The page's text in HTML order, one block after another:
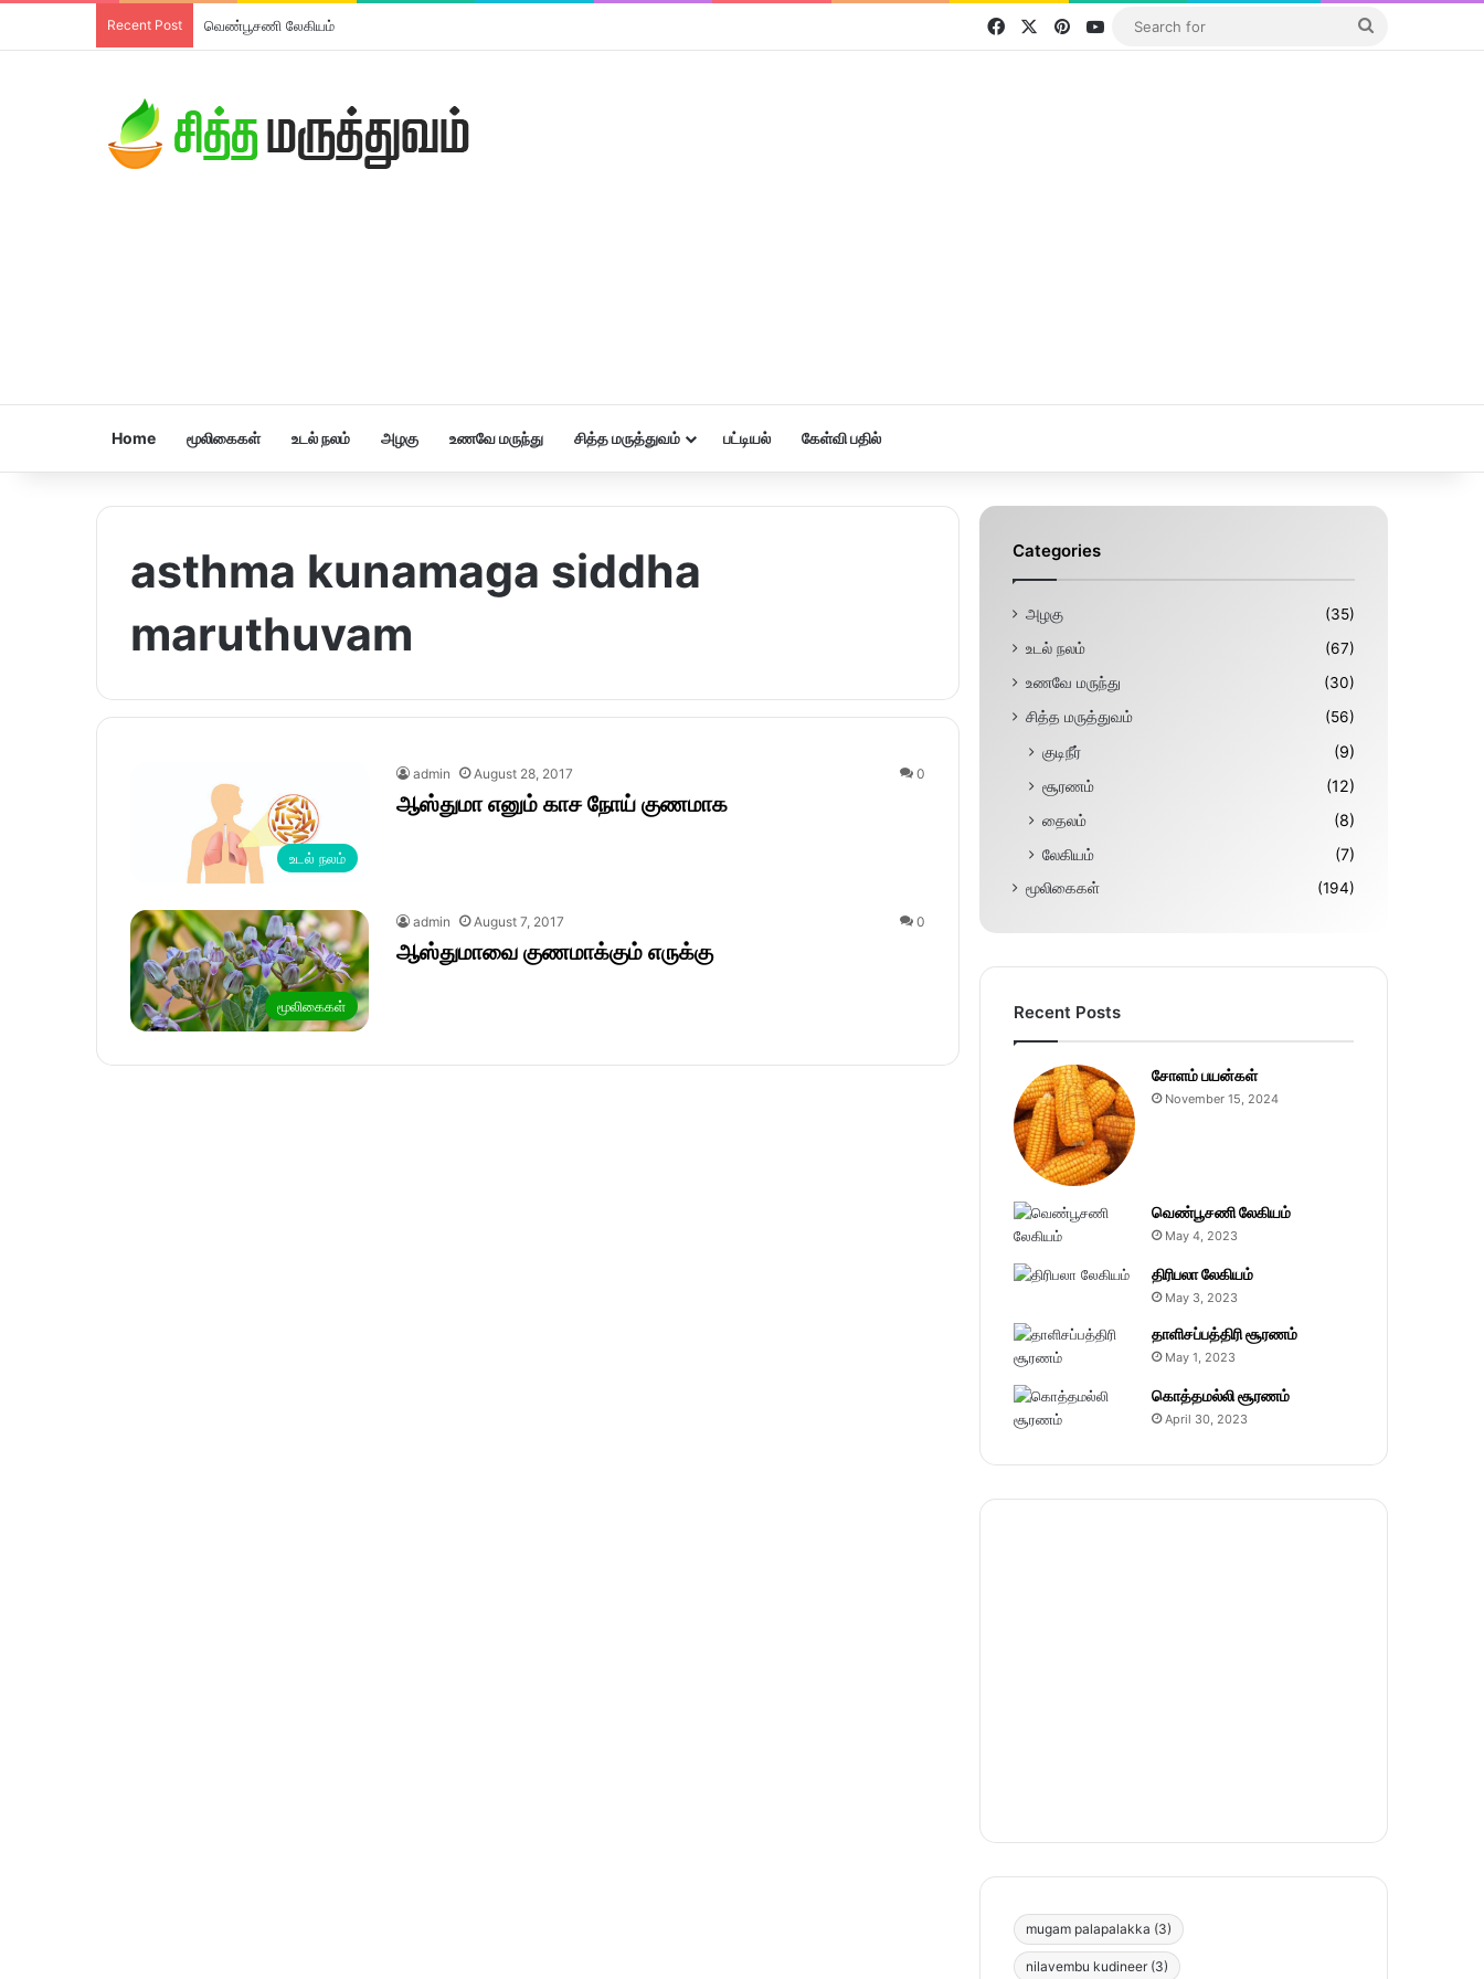
Recent Post வெண்பூசணி லேகியம் FacebookPinterestYouTube
Home மூலிகைகள் உடல் நலம் அழகு உணவே மருந்து சித்த மருத்துவம் பட்டியல் கேள்வி பதில்
asthma kunamaga siddha
maruthuvam
உடல் நலம்
admin August 28, 2017 0
ஆஸ்துமா எனும் காச நோய் குணமாக
மூலிகைகள்
admin August 7, 2017 0
ஆஸ்துமாவை குணமாக்கும் எருக்கு
Categories
அழகு
(35)
உடல் நலம்
(67)
உணவே மருந்து
(30)
சித்த மருத்துவம்
(56)
குடிநீர்
(9)
சூரணம்
(12)
தைலம்
(8)
லேகியம்
(7)
மூலிகைகள் (194)
Recent Posts
சோளம் பயன்கள்
November 15, 2024
வெண்பூசணி லேகியம்
May 4, 2023
திரிபலா லேகியம்
May 3, 2023
தாளிசப்பத்திரி சூரணம்
May 1, 2023
கொத்தமல்லி சூரணம்
April 30, 2023
mugam palapalakka (3)
nilavembu kudineer (3)